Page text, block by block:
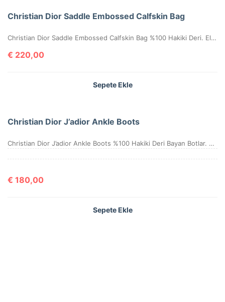
Christian Dior Saddle Embossed Calfskin Bag
Christian Dior Saddle Embossed Calfskin Bag %100 Hakiki Deri. Elde, kolda veya omuzda taşımaya uygundur. Yüksek kalite, işçilikli, tamamen birebir üründür. Seri numaralıdır. Ebatı 25x20x6 cm dir. Kutulu, toz torbalı, sertifikalıdır.
€ 220,00
Sepete Ekle
Christian Dior J’adior Ankle Boots
Christian Dior J’adior Ankle Boots %100 Hakiki Deri Bayan Botlar. 36-37-38-39-40 ölçüler mevcuttur. Kutulu, sertifikalıdır.
€ 180,00
Sepete Ekle